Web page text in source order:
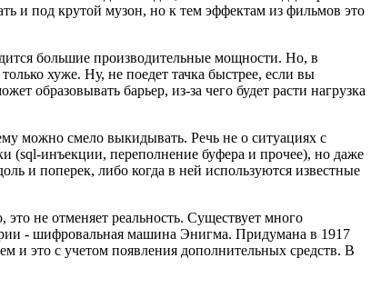
и под крутой музон, но к тем эффектам из фильмов это
большие производительные мощности. Но, в
хуже. Ну, не поедет тачка быстрее, если вы
образовывать барьер, из-за чего будет расти нагрузка
можно смело выкидывать. Речь не о ситуациях с
инъекции, переполнение буфера и прочее), но даже
и поперек, либо когда в ней используются известные
не отменяет реальность. Существует много
- шифровальная машина Энигма. Придумана в 1917
и это с учетом появления дополнительных средств. В